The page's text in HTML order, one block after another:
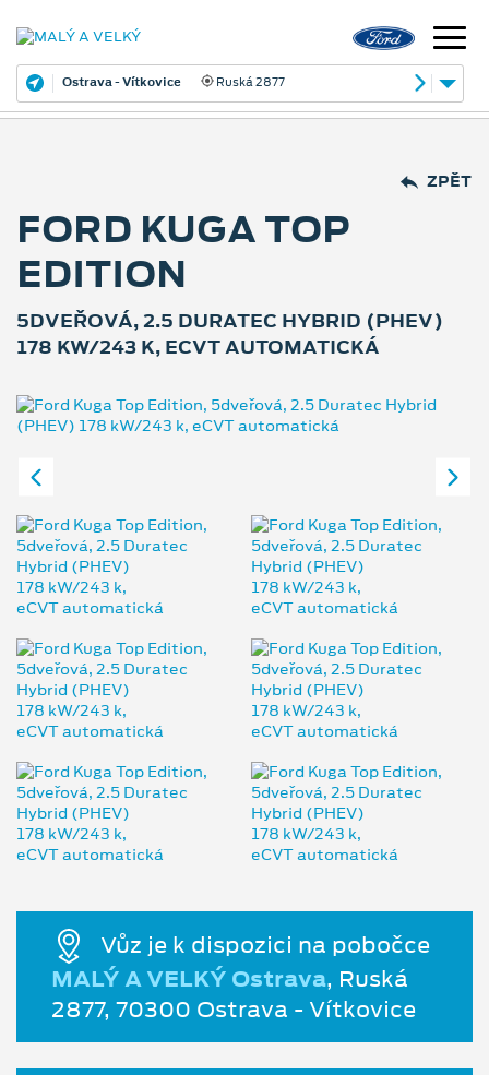
Ostrava - Vítkovice Ruská 2877
ZPĚT
FORD KUGA TOP
EDITION
5DVEŘOVÁ, 2.5 DURATEC HYBRID (PHEV)
178 KW/243 K, ECVT AUTOMATICKÁ
Vůz je k dispozici na pobočce
MALÝ A VELKÝ Ostrava, Ruská
2877, 70300 Ostrava - Vítkovice